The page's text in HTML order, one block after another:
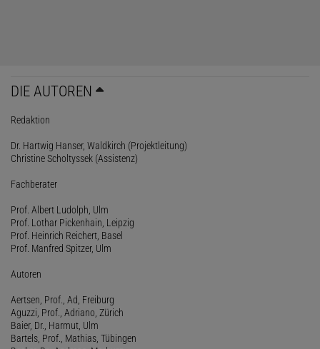
DIE AUTOREN
Redaktion
Dr. Hartwig Hanser, Waldkirch (Projektleitung)
Christine Scholtyssek (Assistenz)
Fachberater
Prof. Albert Ludolph, Ulm
Prof. Lothar Pickenhain, Leipzig
Prof. Heinrich Reichert, Basel
Prof. Manfred Spitzer, Ulm
Autoren
Aertsen, Prof., Ad, Freiburg
Aguzzi, Prof., Adriano, Zürich
Baier, Dr., Harmut, Ulm
Bartels, Prof., Mathias, Tübingen